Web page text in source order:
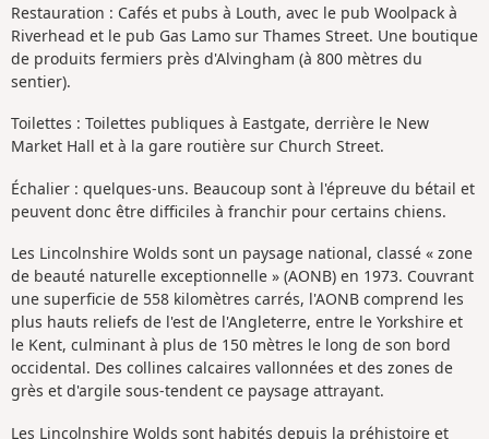
Restauration : Cafés et pubs à Louth, avec le pub Woolpack à
Riverhead et le pub Gas Lamo sur Thames Street. Une boutique
de produits fermiers près d'Alvingham (à 800 mètres du
sentier).
Toilettes : Toilettes publiques à Eastgate, derrière le New
Market Hall et à la gare routière sur Church Street.
Échalier : quelques-uns. Beaucoup sont à l'épreuve du bétail et
peuvent donc être difficiles à franchir pour certains chiens.
Les Lincolnshire Wolds sont un paysage national, classé « zone
de beauté naturelle exceptionnelle » (AONB) en 1973. Couvrant
une superficie de 558 kilomètres carrés, l'AONB comprend les
plus hauts reliefs de l'est de l'Angleterre, entre le Yorkshire et
le Kent, culminant à plus de 150 mètres le long de son bord
occidental. Des collines calcaires vallonnées et des zones de
grès et d'argile sous-tendent ce paysage attrayant.
Les Lincolnshire Wolds sont habités depuis la préhistoire et